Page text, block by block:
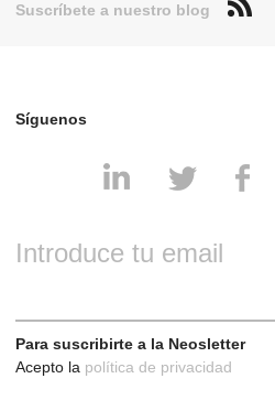
Suscríbete a nuestro blog
Síguenos
MADRID
Introduce tu email
Para suscribirte a la Neosletter
Acepto la política de privacidad